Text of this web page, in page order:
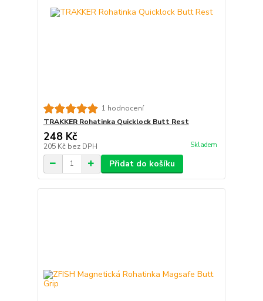
1 hodnocení
TRAKKER Rohatinka Quicklock Butt Rest
248 Kč
205 Kč bez DPH Skladem
Přidat do košíku